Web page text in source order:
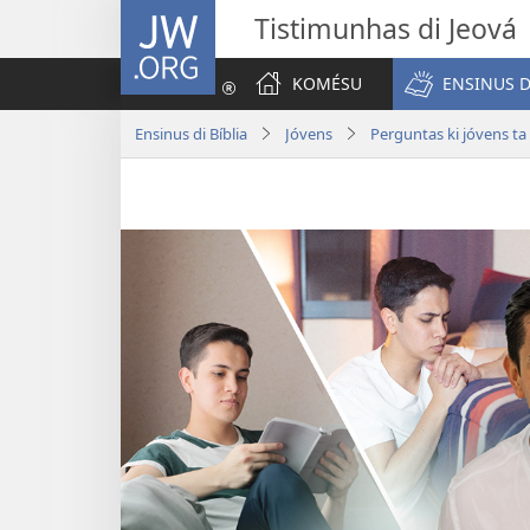
JW.ORG Tistimunhas di Jeová
KOMÉSU
ENSINUS
Ensinus di Bíblia Jóvens Perguntas ki jóvens ta